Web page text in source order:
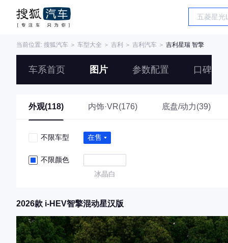
当前位置: 搜狐汽车 ＞ 车型大全 ＞ 吉利 ＞ 吉利汽车 ＞ 吉利星瑞 智擎
车系首页 图片 参数配置 口碑
外观(118) 内饰·VR(176) 底盘/动力(39)
不限车型 在售
不限颜色
冰晶白
2026款 i-HEV智擎混动星汉版